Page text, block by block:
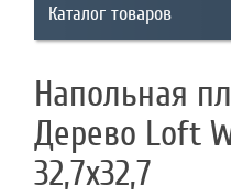
звонок
(831)
Каталог товаров
Напольная
Дерево Loft
32,7х32,7